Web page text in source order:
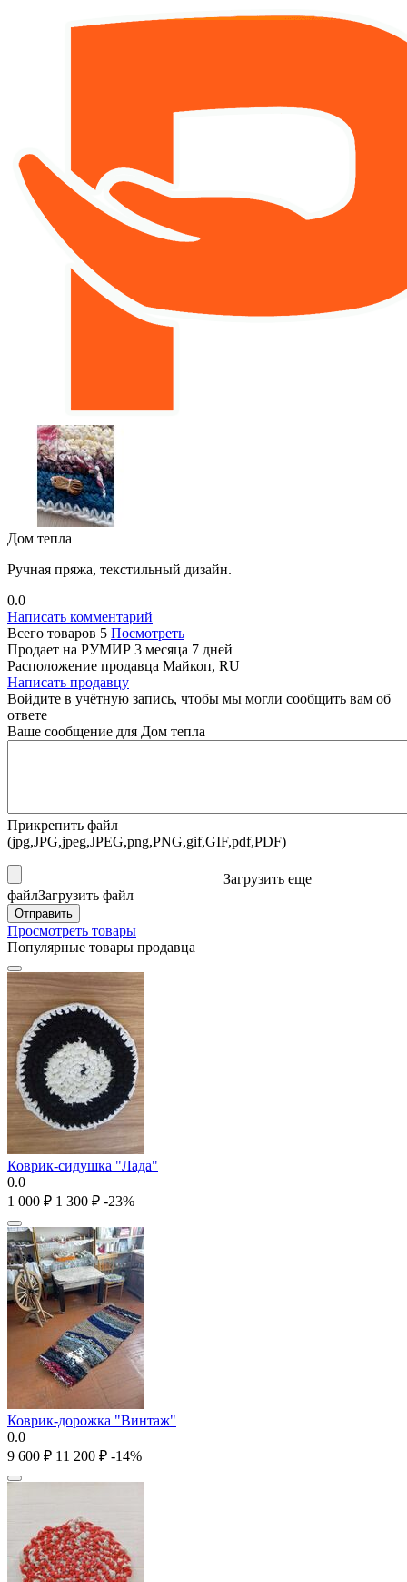
Дом тепла
Ручная пряжа, текстильный дизайн.
0.0
Написать комментарий
Всего товаров 5 Посмотреть
Продает на РУМИР 3 месяца 7 дней
Расположение продавца Майкоп, RU
Написать продавцу
Войдите в учётную запись, чтобы мы могли сообщить вам об
ответе
Ваше сообщение для Дом тепла
Прикрепить файл
(jpg,JPG,jpeg,JPEG,png,PNG,gif,GIF,pdf,PDF)
Загрузить еще
файлЗагрузить файл
Отправить
Просмотреть товары
Популярные товары продавца
Коврик-сидушка "Лада"
0.0
1 000 ₽ 1 300 ₽ -23%
Коврик-дорожка "Винтаж"
0.0
9 600 ₽ 11 200 ₽ -14%